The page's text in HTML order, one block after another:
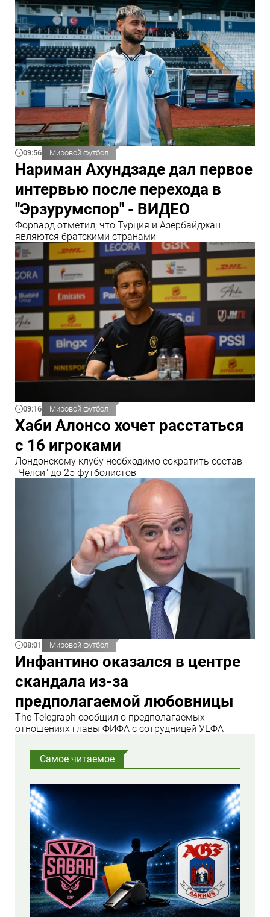
09:56 Мировой футбол
Нариман Ахундзаде дал первое
интервью после перехода в
"Эрзурумспор" - ВИДЕО
Форвард отметил, что Турция и Азербайджан
являются братскими странами
09:16 Мировой футбол
Хаби Алонсо хочет расстаться
с 16 игроками
Лондонскому клубу необходимо сократить состав
"Челси" до 25 футболистов
08:01 Мировой футбол
Инфантино оказался в центре
скандала из-за
предполагаемой любовницы
The Telegraph сообщил о предполагаемых
отношениях главы ФИФА с сотрудницей УЕФА
Самое читаемое